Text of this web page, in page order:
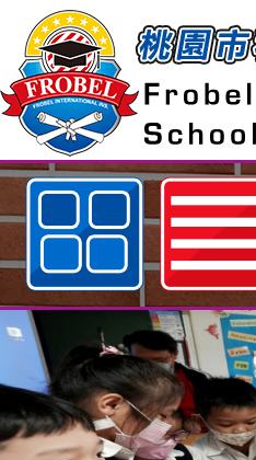
歡迎參觀：桃園